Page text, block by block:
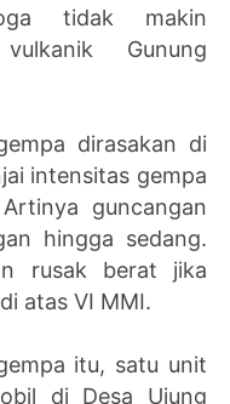
tidak makin
Gunung
dirasakan di
intensitas gempa
guncangan
hingga sedang.
rusak berat jika
atas VI MMI.
itu, satu unit
di Desa Ujung